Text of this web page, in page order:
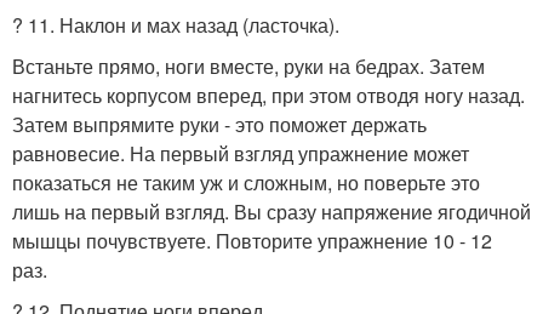
? 11. Наклон и мах назад (ласточка).
Встаньте прямо, ноги вместе, руки на бедрах. Затем
нагнитесь корпусом вперед, при этом отводя ногу назад.
Затем выпрямите руки - это поможет держать
равновесие. На первый взгляд упражнение может
показаться не таким уж и сложным, но поверьте это
лишь на первый взгляд. Вы сразу напряжение ягодичной
мышцы почувствуете. Повторите упражнение 10 - 12
раз.